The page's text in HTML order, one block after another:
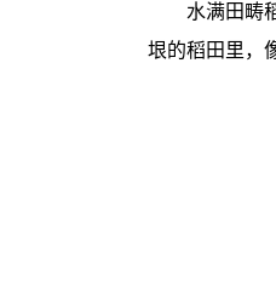
水满田畴
垠的稻田里，